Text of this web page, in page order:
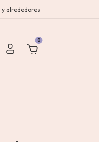
y alrededores
0